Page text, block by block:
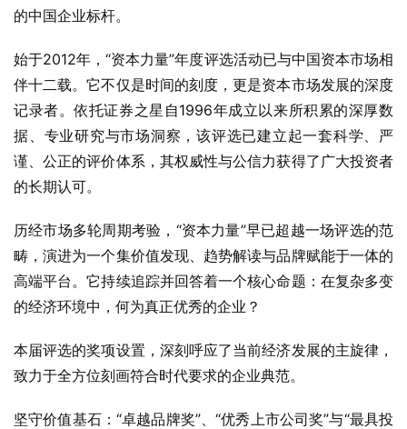
的中国企业标杆。
始于2012年，“资本力量”年度评选活动已与中国资本市场相
伴十二载。它不仅是时间的刻度，更是资本市场发展的深度
记录者。依托证券之星自1996年成立以来所积累的深厚数
据、专业研究与市场洞察，该评选已建立起一套科学、严
谨、公正的评价体系，其权威性与公信力获得了广大投资者
的长期认可。
历经市场多轮周期考验，“资本力量”早已超越一场评选的范
畴，演进为一个集价值发现、趋势解读与品牌赋能于一体的
高端平台。它持续追踪并回答着一个核心命题：在复杂多变
的经济环境中，何为真正优秀的企业？
本届评选的奖项设置，深刻呼应了当前经济发展的主旋律，
致力于全方位刻画符合时代要求的企业典范。
坚守价值基石：“卓越品牌奖”、“优秀上市公司奖”与“最具投